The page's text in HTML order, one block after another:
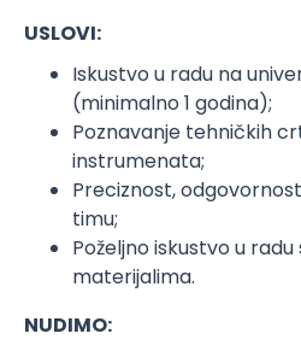
USLOVI:
Iskustvo u radu na
(minimalno 1 godina);
Poznavanje tehničkih
instrumenata;
Preciznost,
timu;
Poželjno iskustvo u
materijalima.
NUDIMO: